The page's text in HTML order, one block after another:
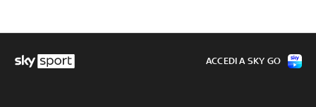
ACCEDI A SKY GO